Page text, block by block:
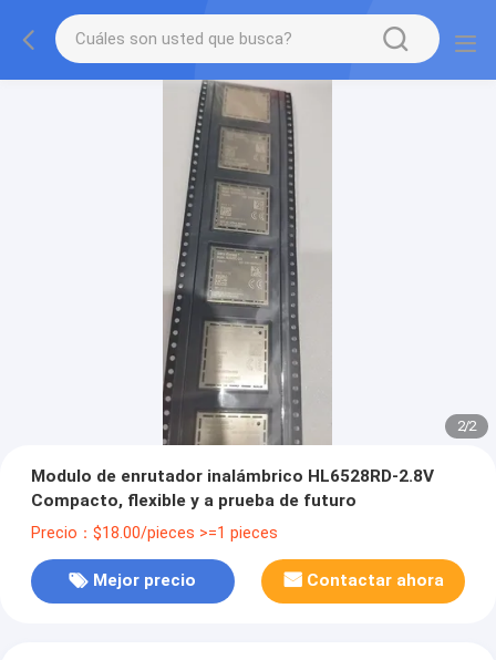
2/2
Modulo de enrutador inalámbrico HL6528RD-2.8V
Compacto, flexible y a prueba de futuro
Precio：$18.00/pieces >=1 pieces
Mejor precio Contactar ahora